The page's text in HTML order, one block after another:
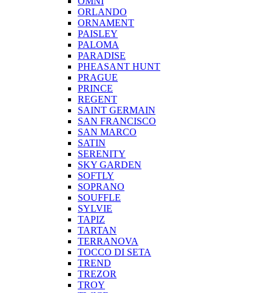
ORLANDO
ORNAMENT
PAISLEY
PALOMA
PARADISE
PHEASANT HUNT
PRAGUE
PRINCE
REGENT
SAINT GERMAIN
SAN FRANCISCO
SAN MARCO
SATIN
SERENITY
SKY GARDEN
SOFTLY
SOPRANO
SOUFFLE
SYLVIE
TAPIZ
TARTAN
TERRANOVA
TOCCO DI SETA
TREND
TREZOR
TROY